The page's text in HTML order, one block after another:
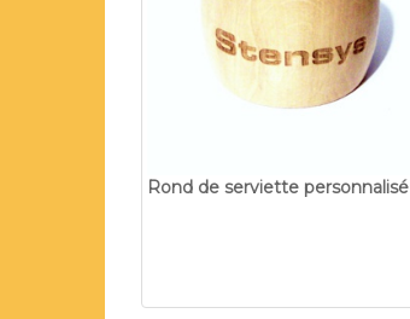
Rond de serviette personnalisé